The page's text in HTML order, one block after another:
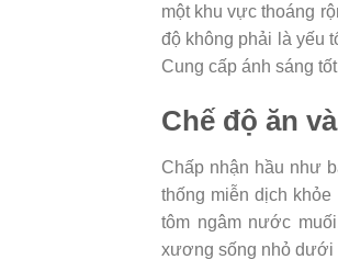
một khu vực thoáng
độ không phải là yếu
Cung cấp ánh sáng
Chế độ ăn
Chấp nhận hầu như
thống miễn dịch
tôm ngâm nước
xương sống nhỏ dưới